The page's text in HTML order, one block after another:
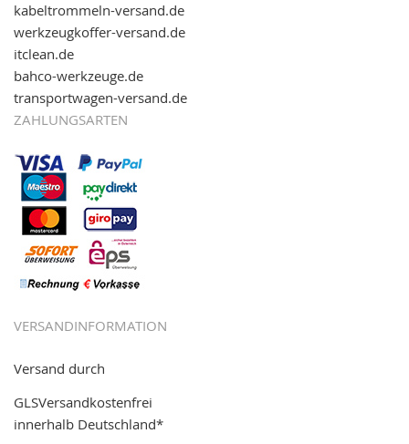
kabeltrommeln-versand.de
werkzeugkoffer-versand.de
itclean.de
bahco-werkzeuge.de
transportwagen-versand.de
ZAHLUNGSARTEN
VERSANDINFORMATION
Versand durch
GLSVersandkostenfrei
innerhalb Deutschland*